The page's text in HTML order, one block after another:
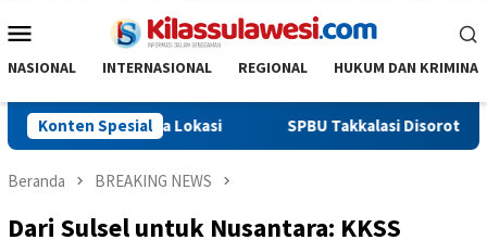
Mobile
NASIONAL INTERNASIONAL REGIONAL HUKUM DAN KRIMINAL
Konten Spesial
di Dua Lokasi SPBU Takkalasi Disorot, Hiswana
Beranda BREAKING NEWS
Dari Sulsel untuk Nusantara: KKSS